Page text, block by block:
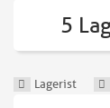
5
Lagerist